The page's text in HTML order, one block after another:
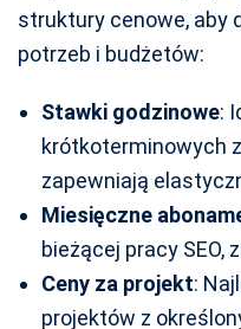
struktury cenowe, aby
potrzeb i budżetów:
Stawki godzinowe:
krótkoterminowych
zapewniają
Miesięczne
bieżącej pracy SEO,
Ceny za projekt:
projektów z